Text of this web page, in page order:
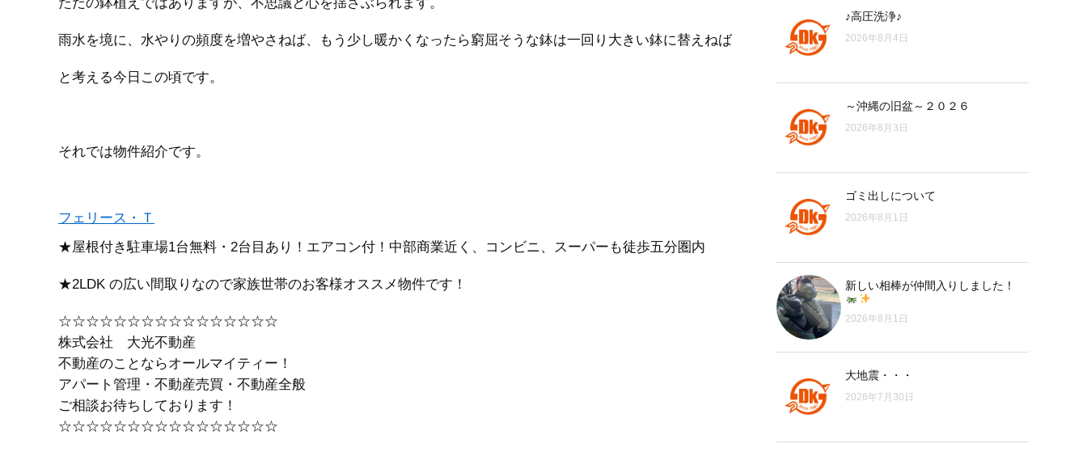
雨水を境に、水やりの頻度を増やさねば、もう少し暖かくなったら窮屈そうな鉢は一回り大きい鉢に替えねば
と考える今日この頃です。
それでは物件紹介です。
フェリース・Ｔ
★屋根付き駐車場1台無料・2台目あり！エアコン付！中部商業近く、コンビニ、スーパーも徒歩五分圏内
★2LDK の広い間取りなので家族世帯のお客様オススメ物件です！
☆☆☆☆☆☆☆☆☆☆☆☆☆☆☆☆
株式会社 大光不動産
不動産のことならオールマイティー！
アパート管理・不動産売買・不動産全般
ご相談お待ちしております！
☆☆☆☆☆☆☆☆☆☆☆☆☆☆☆☆
♪高圧洗浄♪
2026年8月4日
～沖縄の旧盆～２０２６
2026年8月3日
ゴミ出しについて
2026年8月1日
新しい相棒が仲間入りしました！
2026年8月1日
大地震・・・
2026年7月30日